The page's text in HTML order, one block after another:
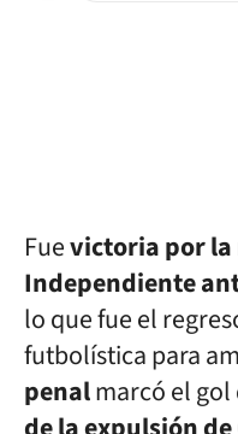
Fuevictoria por
Independiente
lo que fue el
futbolística para
penalmarcó el